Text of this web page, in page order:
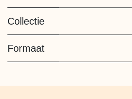
Collectie
Formaat